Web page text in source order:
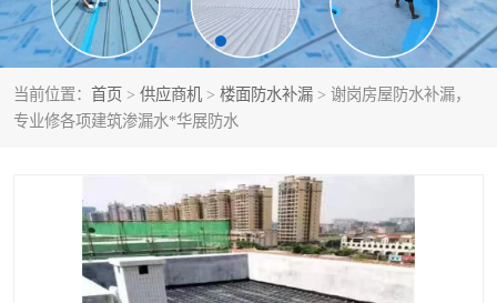
当前位置： 首页 > 供应商机 > 楼面防水补漏 > 谢岗房屋防水补漏，
专业修各项建筑渗漏水*华展防水
金属房搭建及补漏